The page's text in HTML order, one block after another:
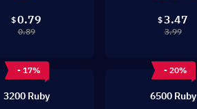
$0.79
0.89
$3.47
3.99
- 17%
3200 Ruby
- 20%
6500 Ruby